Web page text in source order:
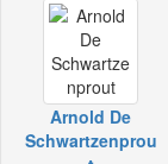
Arnold De
Schwartzenprou